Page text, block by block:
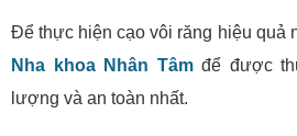
Để thực hiện cạo vôi răng hiệu quả
Nha khoa Nhân Tâmđể được
lượng và an toàn nhất.